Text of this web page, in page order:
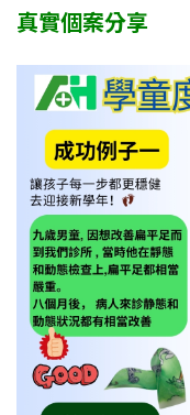
真實個案分享